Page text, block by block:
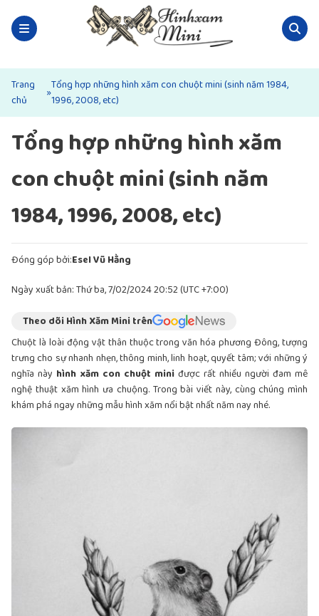
Trang
chủ
»Tổng hợp những hình xăm con chuột mini (sinh năm 1984,
1996, 2008, etc)
Tổng hợp những hình xăm
con chuột mini (sinh năm
1984, 1996, 2008, etc)
Đóng góp bởi:Esel Vũ Hằng
Ngày xuất bản: Thứ ba, 7/02/2024 20:52 (UTC +7:00)
Theo dõi Hình Xăm Mini trên
Chuột là loài động vật thân thuộc trong văn hóa phương Đông, tượng
trưng cho sự nhanh nhẹn, thông minh, linh hoạt, quyết tâm; với những ý
nghĩa này hình xăm con chuột mini được rất nhiều người đam mê
nghệ thuật xăm hình ưa chuộng. Trong bài viết này, cùng chúng mình
khám phá ngay những mẫu hình xăm nổi bật nhất năm nay nhé.